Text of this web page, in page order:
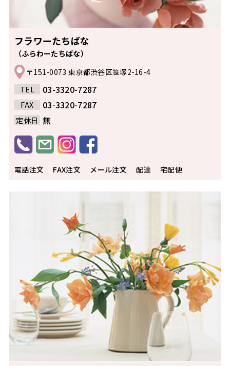
フラワーたちばな
（ふらわーたちばな）
〒151-0073 東京都渋谷区笹塚2-16-4
TEL
03-3320-7287
FAX 03-3320-7287
定休日 無
電話注文 FAX注文 メール注文 配達 宅配便